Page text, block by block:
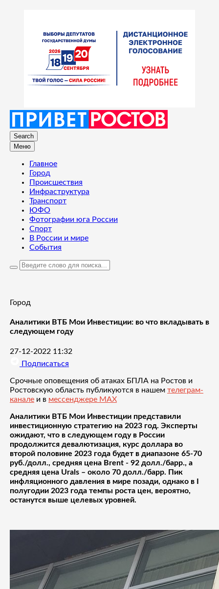
Search
Меню
Главное
Город
Происшествия
Инфраструктура
Транспорт
ЮФО
Фотографии юга России
Спорт
В России и мире
События
Город
Аналитики ВТБ Мои Инвестиции: во что вкладывать в
следующем году
27-12-2022 11:32
Подписаться
Срочные оповещения об атаках БПЛА на Ростов и
Ростовскую область публикуются в нашем телеграм-
канале и в мессенджере MAX
Аналитики ВТБ Мои Инвестиции представили
инвестиционную стратегию на 2023 год. Эксперты
ожидают, что в следующем году в России
продолжится девалютизация, курс доллара во
второй половине 2023 года будет в диапазоне 65-70
руб./долл., средняя цена Brent - 92 долл./барр., а
средняя цена Urals – около 70 долл./барр. Пик
инфляционного давления в мире позади, однако в I
полугодии 2023 года темпы роста цен, вероятно,
останутся выше целевых уровней.